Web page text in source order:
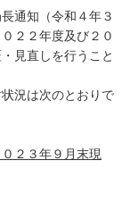
通知（令和４年３
２２年度及び２０
見直しを行うこと
況は次のとおりで
２３年９月末現